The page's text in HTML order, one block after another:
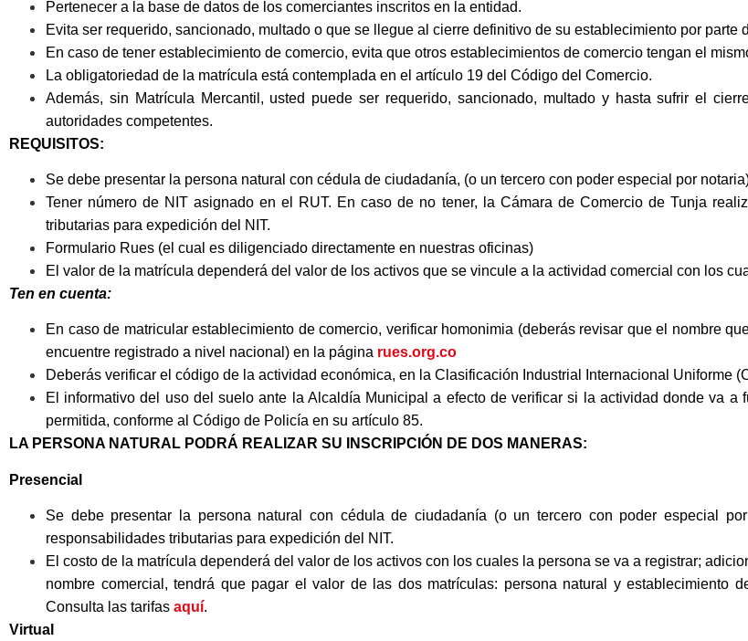
Pertenecer a la base de datos de los comerciantes inscritos en la entidad.
Evita ser requerido, sancionado, multado o que se llegue al cierre definitivo de su establecimiento por parte
En caso de tener establecimiento de comercio, evita que otros establecimientos de comercio tengan el
La obligatoriedad de la matrícula está contemplada en el artículo 19 del Código del Comercio.
Además, sin Matrícula Mercantil, usted puede ser requerido, sancionado, multado y hasta sufrir el
autoridades competentes.
REQUISITOS:
Se debe presentar la persona natural con cédula de ciudadanía, (o un tercero con poder especial por
Tener número de NIT asignado en el RUT. En caso de no tener, la Cámara de Comercio de Tunja
tributarias para expedición del NIT.
Formulario Rues (el cual es diligenciado directamente en nuestras oficinas)
El valor de la matrícula dependerá del valor de los activos que se vincule a la actividad comercial con los
Ten en cuenta:
En caso de matricular establecimiento de comercio, verificar homonimia (deberás revisar que el nombre
encuentre registrado a nivel nacional) en la página rues.org.co
Deberás verificar el código de la actividad económica, en la Clasificación Industrial Internacional Uniforme
El informativo del uso del suelo ante la Alcaldía Municipal a efecto de verificar si la actividad donde va a
permitida, conforme al Código de Policía en su artículo 85.
LA PERSONA NATURAL PODRÁ REALIZAR SU INSCRIPCIÓN DE DOS MANERAS:
Presencial
Se debe presentar la persona natural con cédula de ciudadanía (o un tercero con poder especial
responsabilidades tributarias para expedición del NIT.
El costo de la matrícula dependerá del valor de los activos con los cuales la persona se va a registrar;
nombre comercial, tendrá que pagar el valor de las dos matrículas: persona natural y establecimiento
Consulta las tarifas aquí.
Virtual